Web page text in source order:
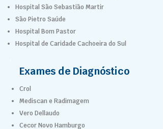
Hospital São Sebastião Martir
São Pietro Saúde
Hospital Bom Pastor
Hospital de Caridade Cachoeira do Sul
Exames de Diagnóstico
Crol
Mediscan e Radimagem
Vero Dellaudo
Cecor Novo Hamburgo